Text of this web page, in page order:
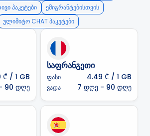
პაკეტები
ემიგრანტებისთვის
ულიმიტო CHAT პაკეტები
₾ / 1 GB
90 დღე
საფრანგეთი
ფასი 4.49 ₾ / 1 GB
ვადა 7 დღე - 90 დღე